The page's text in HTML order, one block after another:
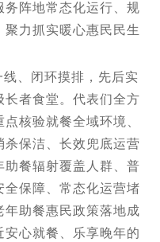
阵地常态化运行、规
力抓实暖心惠民民生
、闭环摸排，先后实
者食堂。代表们全方
核验就餐全域环境、
杀保洁、长效兜底运营
餐辐射覆盖人群、普
保障、常态化运营堵
年助餐惠民政策落地成
心就餐、乐享晚年的